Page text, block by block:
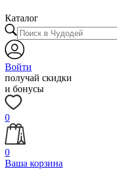
Каталог
Войти
получай скидки
и бонусы
0
0
Ваша корзина